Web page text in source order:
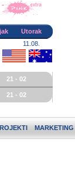
Utorak
11.08.
21 - 02
21 - 02
MARKETING